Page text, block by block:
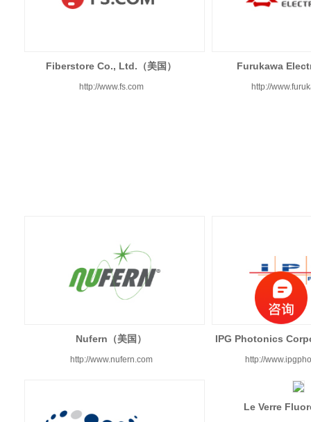
Fiberstore Co., Ltd.（美国）
http://www.fs.com
Furukawa
http://
Nufern（美国）
http://www.nufern.com
IPG Photonics
http://
Le Verre